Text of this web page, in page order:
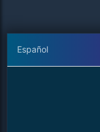
Español